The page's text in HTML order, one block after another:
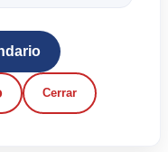
Cerrar